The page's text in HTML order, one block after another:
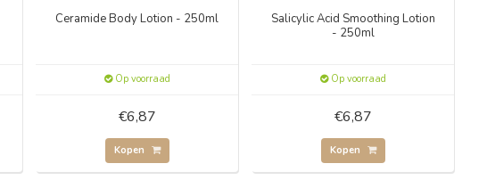
Ceramide Body Lotion - 250ml
Op voorraad
€6,87
Kopen
Salicylic Acid Smoothing Lotion
- 250ml
Op voorraad
€6,87
Kopen